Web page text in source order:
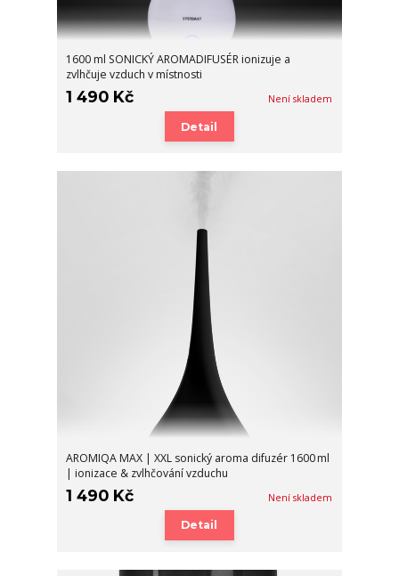
1600 ml SONICKÝ AROMADIFUSÉR ionizuje a
zvlhčuje vzduch v místnosti
1 490 Kč Není skladem
Detail
AROMIQA MAX | XXL sonický aroma difuzér 1600 ml
| ionizace & zvlhčování vzduchu
1 490 Kč Není skladem
Detail